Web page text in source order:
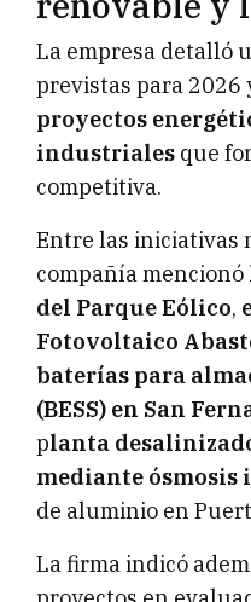
La empresa detalló
previstas para 2026
proyectos
industriales que
competitiva.
Entre las iniciativas
compañía mencionó
del Parque Eólico,
Fotovoltaico
baterías para
(BESS) en San
planta
mediante ósmosis
de aluminio en
La firma indicó